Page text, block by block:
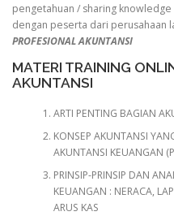
pengetahuan / sharing
dengan peserta dari perusahaan
PROFESIONAL AKUNTANSI
MATERI TRAINING
AKUNTANSI
ARTI PENTING BAGIAN
KONSEP AKUNTANSI
AKUNTANSI KEUANGAN
PRINSIP-PRINSIP DAN
KEUANGAN : NERACA,
ARUS KAS